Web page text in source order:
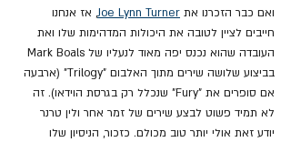
ואם כבר הזכרנו את Joe Lynn Turner, אז אנחנו
חייבים לציין לטובה את היכולות המדהימות שלו ואת
בביצוע שלושה שירים מתוך האלבום "Trilogy" (ארבעה
אם סופרים את "Fury" שנכלל רק בגרסת הוידאו). זה
לא תמיד פשוט לבצע שירים של זמר אחר ולין טרנר
יודע זאת אולי יותר טוב מכולם. כזכור, הניסיון שלו